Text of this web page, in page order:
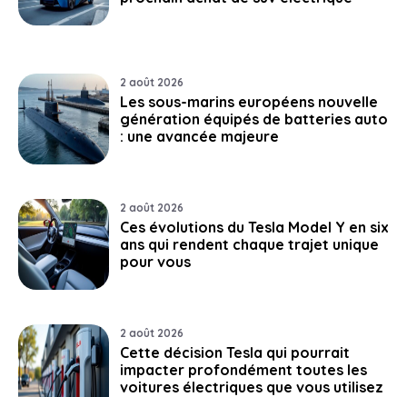
2 août 2026
Les sous-marins européens nouvelle
génération équipés de batteries auto
: une avancée majeure
2 août 2026
Ces évolutions du Tesla Model Y en six
ans qui rendent chaque trajet unique
pour vous
2 août 2026
Cette décision Tesla qui pourrait
impacter profondément toutes les
voitures électriques que vous utilisez